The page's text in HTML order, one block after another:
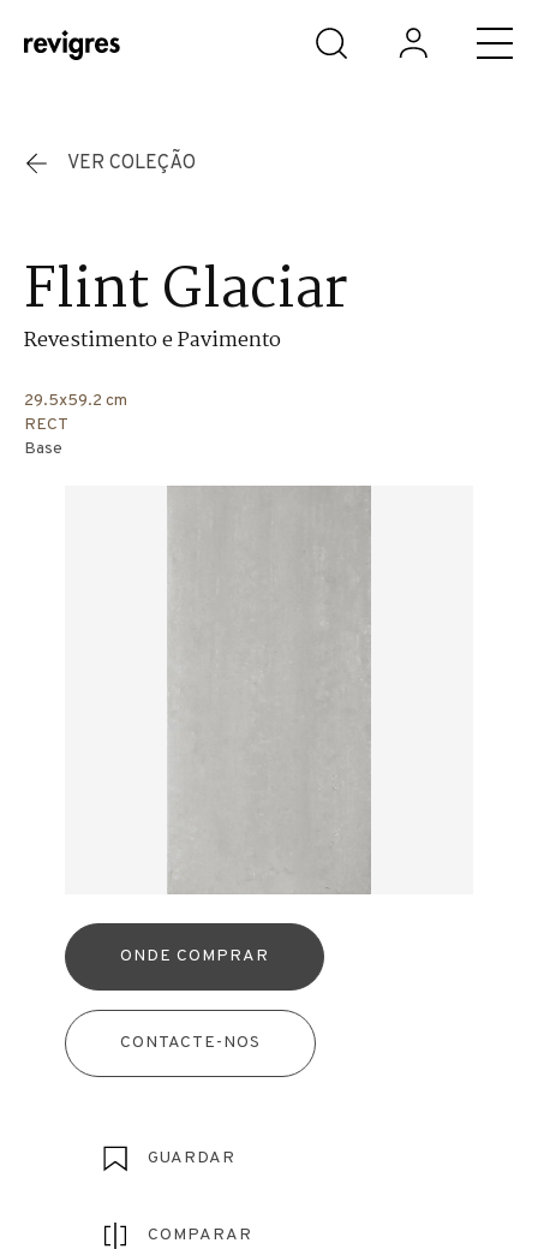
Saltar para o conteúdo principal
VER COLEÇÃO
Flint Glaciar
Revestimento e Pavimento
29.5x59.2 cm
RECT
Base
ONDE COMPRAR
CONTACTE-NOS
GUARDAR
COMPARAR